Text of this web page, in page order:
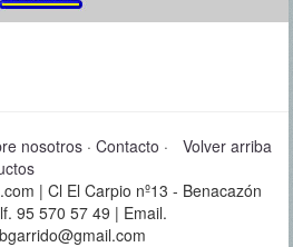
Volver arriba
nosotros· Contacto ·
| Cl El Carpio nº13 - Benacazón
95 570 57 49 | Email.